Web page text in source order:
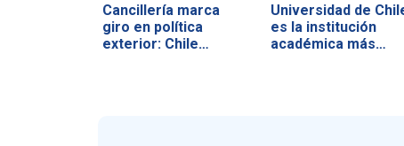
Cancillería marca
giro en política
exterior: Chile…
Universidad de
es la institución
académica más…